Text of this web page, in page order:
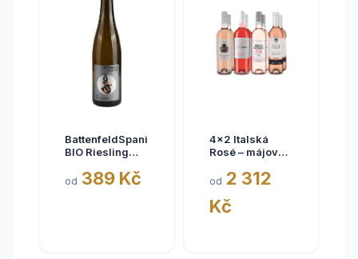
BattenfeldSpanier
BIO Riesling
2025,
od 389 Kč
4x2 Italská
Rosé – májové
od 2 312
Kč